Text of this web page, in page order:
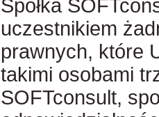
Spółka
uczestnikiem
prawnych, które
takimi osobami
SOFTconsult,